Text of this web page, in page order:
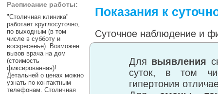
Расписание работы:
"Столичная клиника"
работает круглосуточно,
по выходным (в том
числе в субботу и
воскресенье). Возможен
вызов врача на дом
(стоимость
фиксированная)!
Детальней о ценах можно
узнать по контактным
телефонам. Столичная
Показания к
Суточное наблюдение и
Для выявления
суток, в том
гипертония